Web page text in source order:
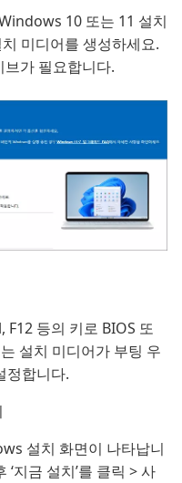
10 또는 11 설치
미디어를 생성하세요.
브가 필요합니다.
F12 등의 키로 BIOS 또
설치 미디어가 부팅 우
정합니다.
설치 화면이 나타납니
지금 설치’를 클릭 > 사